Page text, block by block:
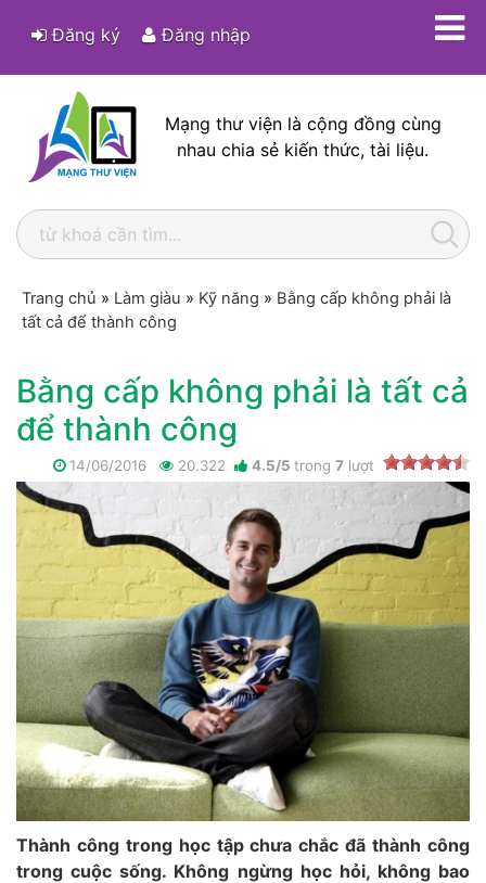
Đăng ký Đăng nhập
Mạng thư viện là cộng đồng cùng
nhau chia sẻ kiến thức, tài liệu.
Trang chủ » Làm giàu » Kỹ năng » Bằng cấp không phải là
tất cả để thành công
Bằng cấp không phải là tất cả
để thành công
14/06/2016 20.322 4.5/5 trong 7 lượt
Thành công trong học tập chưa chắc đã thành công
trong cuộc sống. Không ngừng học hỏi, không bao